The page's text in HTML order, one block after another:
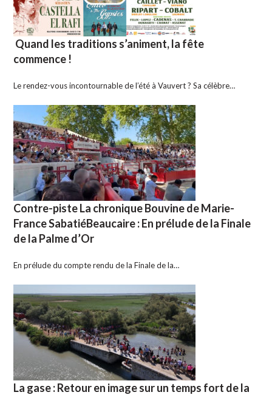
Quand les traditions s’animent, la fête
commence !
Le rendez-vous incontournable de l’été à Vauvert ? Sa célèbre…
Contre-piste La chronique Bouvine de Marie-
France SabatiéBeaucaire : En prélude de la Finale
de la Palme d’Or
En prélude du compte rendu de la Finale de la…
La gase : Retour en image sur un temps fort de la